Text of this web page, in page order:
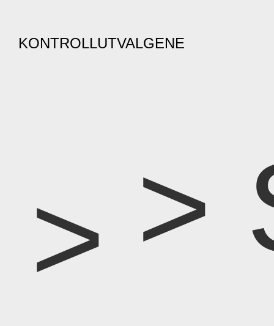
KONTROLLUTVALGENE
> >